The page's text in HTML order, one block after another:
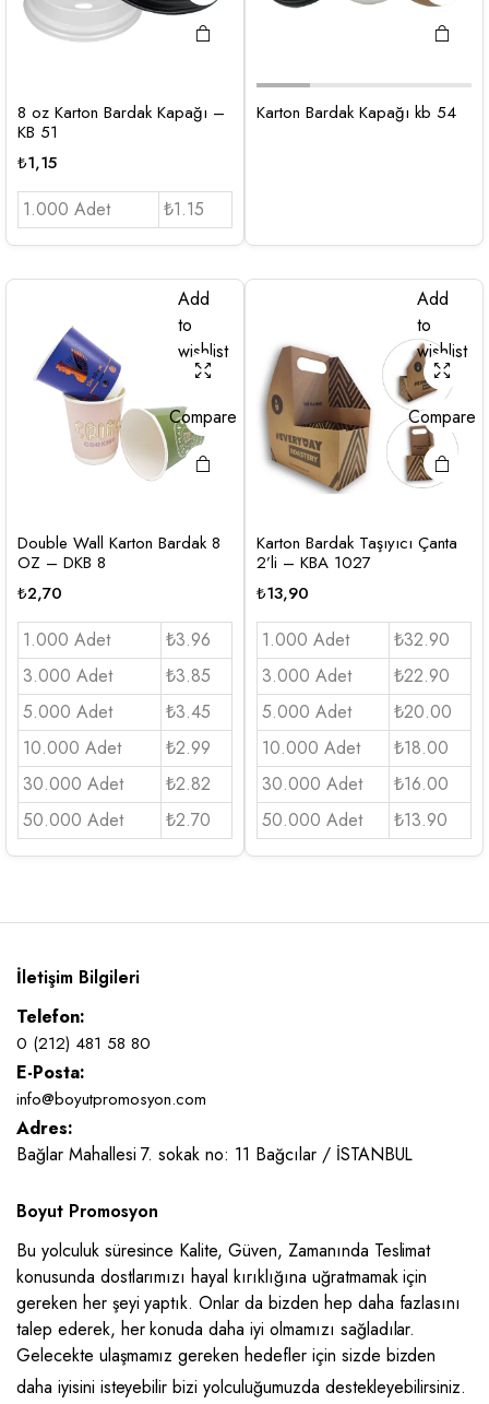
8 oz Karton Bardak Kapağı –
KB 51
₺1,15
1.000 Adet ₺1.15
Karton Bardak Kapağı kb 54
Add
to
wishlist
Compare
Double Wall Karton Bardak 8
OZ – DKB 8
₺2,70
1.000 Adet
₺3.96
3.000 Adet
₺3.85
5.000 Adet
₺3.45
10.000 Adet
₺2.99
30.000 Adet
₺2.82
50.000 Adet
₺2.70
Add
to
wishlist
Compare
Karton Bardak Taşıyıcı Çanta
2’li – KBA 1027
₺13,90
1.000 Adet
₺32.90
3.000 Adet
₺22.90
5.000 Adet
₺20.00
10.000 Adet
₺18.00
30.000 Adet
₺16.00
50.000 Adet
₺13.90
İletişim Bilgileri
Telefon:
0 (212) 481 58 80
E-Posta:
info@boyutpromosyon.com
Adres:
Bağlar Mahallesi 7. sokak no: 11 Bağcılar / İSTANBUL
Boyut Promosyon
Bu yolculuk süresince Kalite, Güven, Zamanında Teslimat
konusunda dostlarımızı hayal kırıklığına uğratmamak için
gereken her şeyi yaptık. Onlar da bizden hep daha fazlasını
talep ederek, her konuda daha iyi olmamızı sağladılar.
Gelecekte ulaşmamız gereken hedefler için sizde bizden
daha iyisini isteyebilir bizi yolculuğumuzda destekleyebilirsiniz.